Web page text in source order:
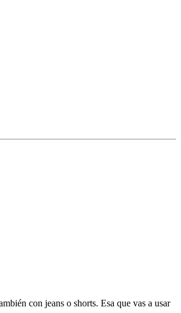
con jeans o shorts. Esa que vas a usar